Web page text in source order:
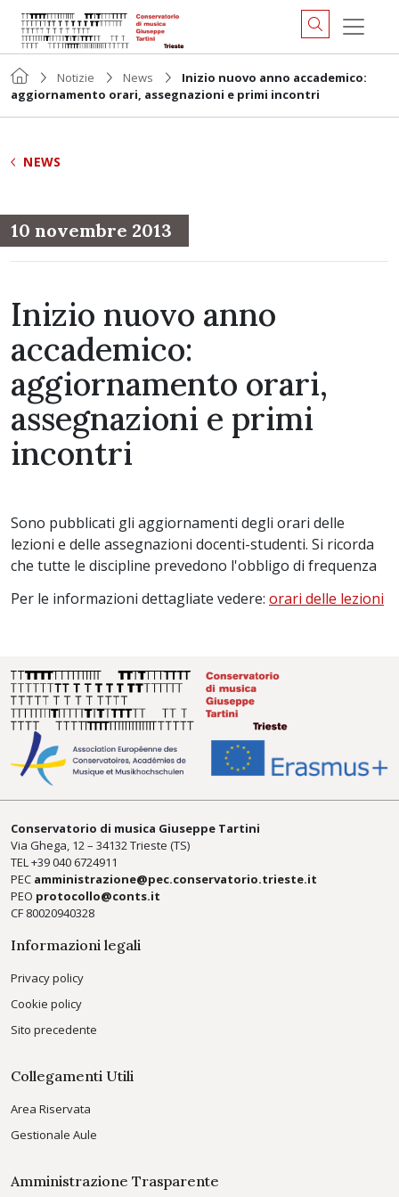
Notizie News
Inizio nuovo anno accademico:
aggiornamento orari, assegnazioni e primi incontri
NEWS
10 novembre 2013
Inizio nuovo anno
accademico:
aggiornamento orari,
assegnazioni e primi
incontri
Sono pubblicati gli aggiornamenti degli orari delle
lezioni e delle assegnazioni docenti-studenti. Si ricorda
che tutte le discipline prevedono l'obbligo di frequenza
Per le informazioni dettagliate vedere: orari delle lezioni
Conservatorio di musica Giuseppe Tartini
Via Ghega, 12 – 34132 Trieste (TS)
TEL +39040 6724911
PEC amministrazione@pec.conservatorio.trieste.it
PEO protocollo@conts.it
CF 80020940328
Informazioni legali
Privacy policy
Cookie policy
Sito precedente
Collegamenti Utili
Area Riservata
Gestionale Aule
Amministrazione Trasparente